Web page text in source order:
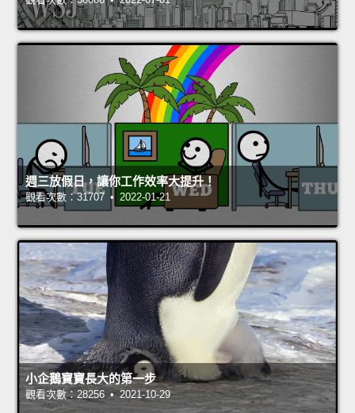
週三放假日，讓你工作效率大提升！
觀看次數：31707 • 2022-01-21
小企鵝寶寶長大的第一步
觀看次數：28256 • 2021-10-29